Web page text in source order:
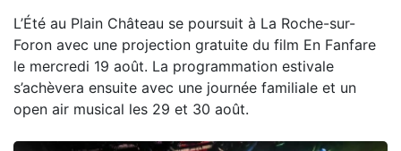
L’Été au Plain Château se poursuit à La Roche-sur-
Foron avec une projection gratuite du film En Fanfare
le mercredi 19 août. La programmation estivale
s’achèvera ensuite avec une journée familiale et un
open air musical les 29 et 30 août.